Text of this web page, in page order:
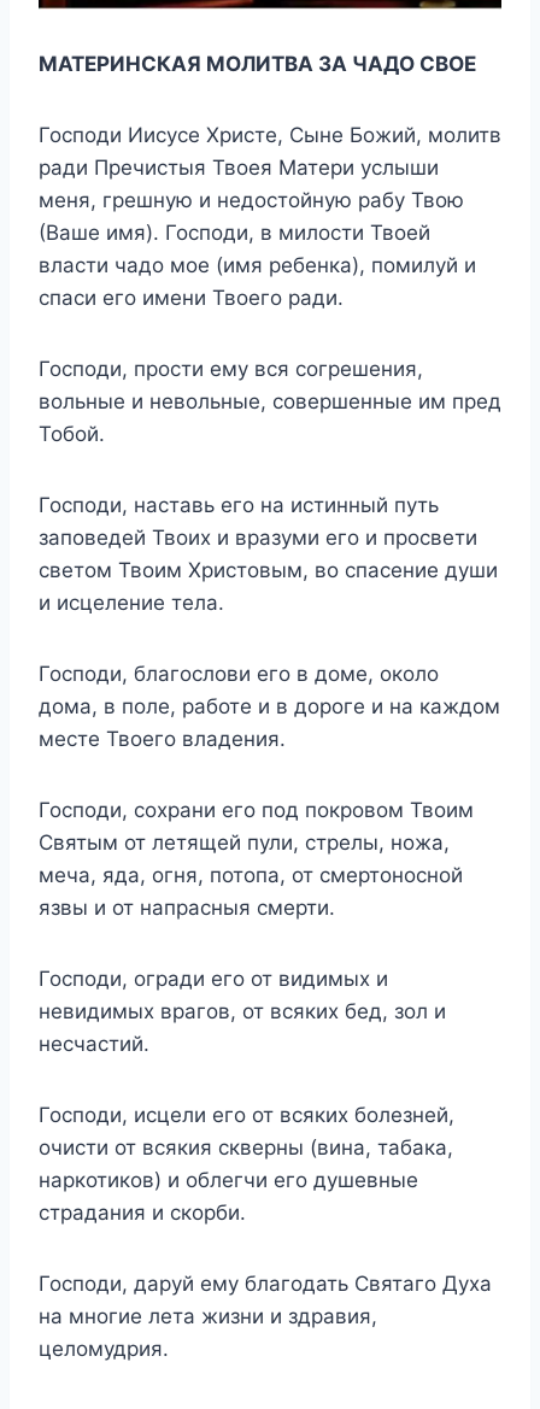
МАТЕРИНСКАЯ МОЛИТВА ЗА ЧАДО СВОЕ
Господи Иисусе Христе, Сыне Божий, молитв
ради Пречистыя Твоея Матери услыши
меня, грешную и недостойную рабу Твою
(Ваше имя). Господи, в милости Твоей
власти чадо мое (имя ребенка), помилуй и
спаси его имени Твоего ради.
Господи, прости ему вся согрешения,
вольные и невольные, совершенные им пред
Тобой.
Господи, наставь его на истинный путь
заповедей Твоих и вразуми его и просвети
светом Твоим Христовым, во спасение души
и исцеление тела.
Господи, благослови его в доме, около
дома, в поле, работе и в дороге и на каждом
месте Твоего владения.
Господи, сохрани его под покровом Твоим
Святым от летящей пули, стрелы, ножа,
меча, яда, огня, потопа, от смертоносной
язвы и от напрасныя смерти.
Господи, огради его от видимых и
невидимых врагов, от всяких бед, зол и
несчастий.
Господи, исцели его от всяких болезней,
очисти от всякия скверны (вина, табака,
наркотиков) и облегчи его душевные
страдания и скорби.
Господи, даруй ему благодать Святаго Духа
на многие лета жизни и здравия,
целомудрия.